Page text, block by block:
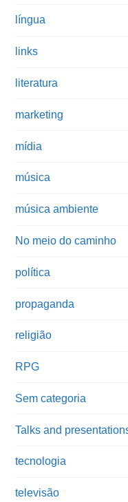
língua
links
literatura
marketing
mídia
música
música ambiente
No meio do caminho
política
propaganda
religião
RPG
Sem categoria
Talks and
tecnologia
televisão